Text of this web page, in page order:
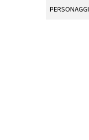
PERSONAGGI